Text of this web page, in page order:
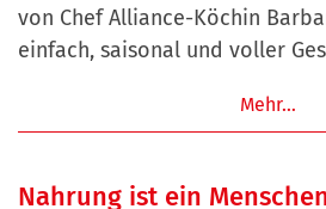
von Chef Alliance-Köchin
einfach, saisonal und voller
Mehr…
Nahrung ist ein